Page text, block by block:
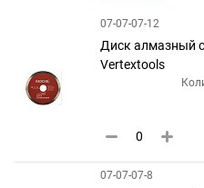
07-07-07-12
Диск алмазный
Vertextools
07-07-07-8